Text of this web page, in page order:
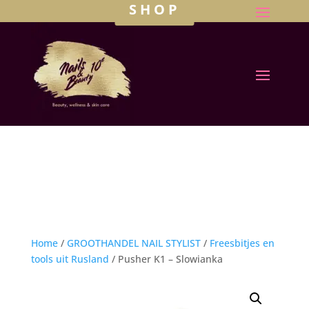
SHOP
Home/ GROOTHANDEL NAIL STYLIST/ Freesbitjes en
tools uit Rusland / Pusher K1 – Slowianka